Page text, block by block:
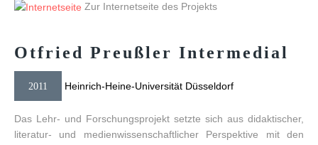
Zur Internetseite des Projekts
Otfried Preußler Intermedial
2011 Heinrich-Heine-Universität Düsseldorf
Das Lehr- und Forschungsprojekt setzte sich aus didaktischer,
literatur- und medienwissenschaftlicher Perspektive mit den